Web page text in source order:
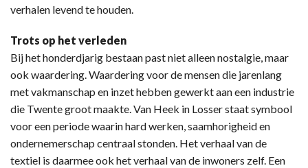
verhalen levend te houden.
Trots op het verleden
Bij het honderdjarig bestaan past niet alleen nostalgie, maar
ook waardering. Waardering voor de mensen die jarenlang
met vakmanschap en inzet hebben gewerkt aan een industrie
die Twente groot maakte. Van Heek in Losser staat symbool
voor een periode waarin hard werken, saamhorigheid en
ondernemerschap centraal stonden. Het verhaal van de
textiel is daarmee ook het verhaal van de inwoners zelf. Een